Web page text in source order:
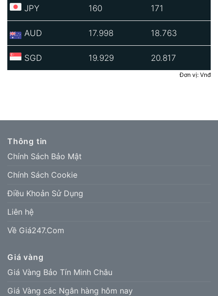
JPY 160 171
AUD 17.998 18.763
SGD 19.929 20.817
Đơn vị: Vnđ
Thông tin
Chính Sách Bảo Mật
Chính Sách Cookie
Điều Khoản Sử Dụng
Liên hệ
Về Giá247.Com
Giá vàng
Giá Vàng Bảo Tín Minh Châu
Giá Vàng các Ngân hàng hôm nay